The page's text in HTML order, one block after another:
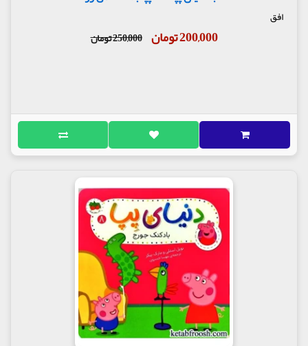
افق
200,000 تومان 250,000 تومان